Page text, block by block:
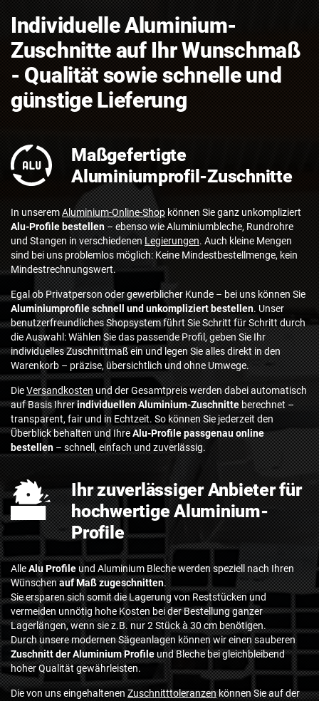
Individuelle Aluminium-
Zuschnitte auf Ihr Wunschmaß
- Qualität sowie schnelle und
günstige Lieferung
Maßgefertigte
Aluminiumprofil-Zuschnitte
In unseremAluminium-Online-Shopkönnen Sie ganz unkompliziert
Alu-Profile bestellen– ebenso wie Aluminiumbleche, Rundrohre
und Stangen in verschiedenenLegierungen. Auch kleine Mengen
sind bei uns problemlos möglich: Keine Mindestbestellmenge, kein
Mindestrechnungswert.
Egal ob Privatperson oder gewerblicher Kunde – bei uns können Sie
Aluminiumprofile schnell und unkompliziert bestellen. Unser
benutzerfreundliches Shopsystem führt Sie Schritt für Schritt durch
die Auswahl: Wählen Sie das passende Profil, geben Sie Ihr
individuelles Zuschnittmaß ein und legen Sie alles direkt in den
Warenkorb – präzise, übersichtlich und ohne Umwege.
DieVersandkosten und der Gesamtpreis werden dabei automatisch
auf Basis Ihrerindividuellen Aluminium-Zuschnitteberechnet –
transparent, fair und in Echtzeit. So können Sie jederzeit den
Überblick behalten und IhreAlu-Profile passgenau online
bestellen – schnell, einfach und zuverlässig.
Ihr zuverlässiger Anbieter für
hochwertige Aluminium-
Profile
AlleAlu Profile und Aluminium Bleche werden speziell nach Ihren
Wünschenauf Maß zugeschnitten.
Sie ersparen sich somit die Lagerung von Reststücken und
vermeiden unnötig hohe Kosten bei der Bestellung ganzer
Lagerlängen, wenn sie z.B. nur 2 Stück à 30 cm benötigen.
Durch unsere modernen Sägeanlagen können wir einen sauberen
Zuschnitt der Aluminium Profileund Bleche bei gleichbleibend
hoher Qualität gewährleisten.
Die von uns eingehaltenen Zuschnitttoleranzenkönnen Sie auf der